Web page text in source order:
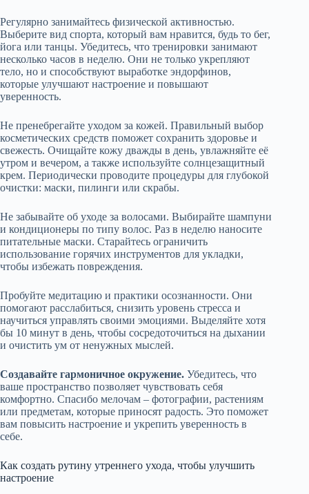
Регулярно занимайтесь физической активностью.
Выберите вид спорта, который вам нравится, будь то бег,
йога или танцы. Убедитесь, что тренировки занимают
несколько часов в неделю. Они не только укрепляют
тело, но и способствуют выработке эндорфинов,
которые улучшают настроение и повышают
уверенность.
Не пренебрегайте уходом за кожей. Правильный выбор
косметических средств поможет сохранить здоровье и
свежесть. Очищайте кожу дважды в день, увлажняйте её
утром и вечером, а также используйте солнцезащитный
крем. Периодически проводите процедуры для глубокой
очистки: маски, пилинги или скрабы.
Не забывайте об уходе за волосами. Выбирайте шампуни
и кондиционеры по типу волос. Раз в неделю наносите
питательные маски. Старайтесь ограничить
использование горячих инструментов для укладки,
чтобы избежать повреждения.
Пробуйте медитацию и практики осознанности. Они
помогают расслабиться, снизить уровень стресса и
научиться управлять своими эмоциями. Выделяйте хотя
бы 10 минут в день, чтобы сосредоточиться на дыхании
и очистить ум от ненужных мыслей.
Создавайте гармоничное окружение. Убедитесь, что
ваше пространство позволяет чувствовать себя
комфортно. Спасибо мелочам – фотографии, растениям
или предметам, которые приносят радость. Это поможет
вам повысить настроение и укрепить уверенность в
себе.
Как создать рутину утреннего ухода, чтобы улучшить
настроение